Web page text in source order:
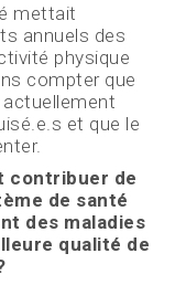
mettait
annuels des
physique
compter que
et que le
contribuer de
de santé
des maladies
qualité de